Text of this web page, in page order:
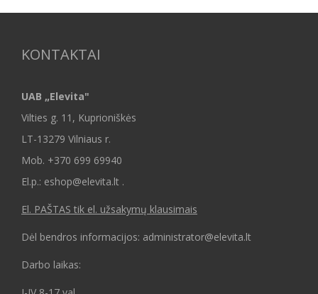
KONTAKTAI
UAB „Elevita"
Vilties g. 11, Kuprioniškės
LT-13279 Vilniaus r.
Mob. +370 699 69940
El.p.: eshop@elevita.lt .
El. PAŠTAS tik el. užsakymų klausimais
Dėl bendros informacijos: administrator@elevita.lt
Darbo laikas: